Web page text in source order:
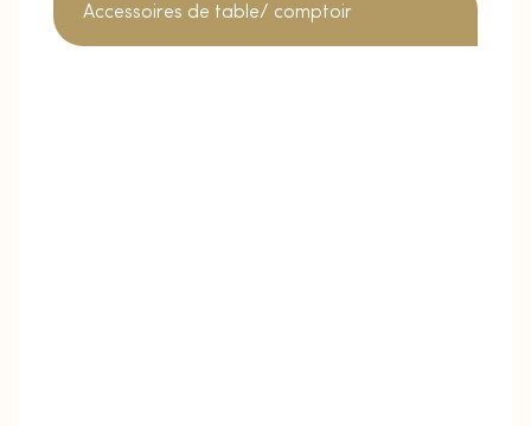
Accessoires de table/ comptoir